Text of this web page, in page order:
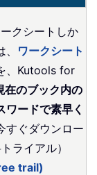
クシートしか
ワークシート
、Kutools for
在のブック内の
ードで素早く
すぐダウンロー
ライアル）
trail)